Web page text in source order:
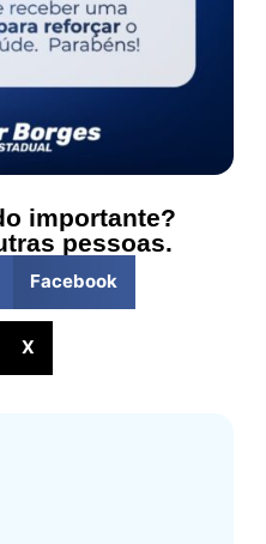
importante?
pessoas.
Facebook
X